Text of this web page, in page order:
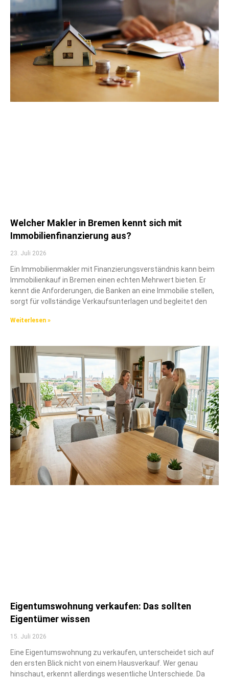
Welcher Makler in Bremen kennt sich mit
Immobilienfinanzierung aus?
23. Juli 2026
Ein Immobilienmakler mit Finanzierungsverständnis kann beim
Immobilienkauf in Bremen einen echten Mehrwert bieten. Er
kennt die Anforderungen, die Banken an eine Immobilie stellen,
sorgt für vollständige Verkaufsunterlagen und begleitet den
Weiterlesen »
Eigentumswohnung verkaufen: Das sollten
Eigentümer wissen
15. Juli 2026
Eine Eigentumswohnung zu verkaufen, unterscheidet sich auf
den ersten Blick nicht von einem Hausverkauf. Wer genau
hinschaut, erkennt allerdings wesentliche Unterschiede. Da